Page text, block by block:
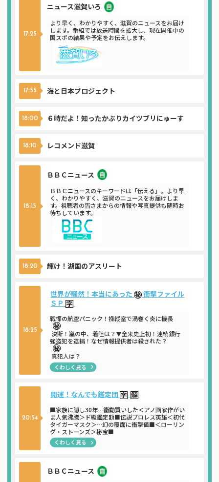
17:25
ニュース滋賀いろ
より早く、わかりやすく、滋賀のニュースをお届け
します。番組では放送時間を拡大し、現在開催中の
国スポの結果や予定をお伝えします。
17:55 海と日本プロジェクト
18:00 ６時だよ！知ったかぶりカイツブリにゅーす
18:10 レコメンド滋賀
18:15
ＢＢＣニュース
ＢＢＣニュースのキーワードは「伝える」。より早
く、わかりやすく、滋賀のニュースをお届けしま
す。視聴者の皆さまからの情報や写真提供も随時お
待ちしています。
18:20 輝け！湖国のアスリート
18:25
世界が騒然！本当にあった
衝撃ファイル
ＳＰ
戦慄の航空パニック！操縦室で渦巻く炎に機長
決断！嵐の中、着陸は？▼全米史上初！連続銀行
強盗犯を逮捕！なぜ情報提供者は殺された？
真犯人は？
くわしく見る
20:54
開運！なんでも鑑定団
■家族に隠し30年…衝動買いした＜アノ画家作がい
ま人気沸騰＞ド級鑑定額■伝説プロレス英雄＜初代
タイガーマスク＞…幻の覆面に衝撃値■＜ローリン
グ・ストーンズ＞秘宝■
くわしく見る
ＢＢＣニュース